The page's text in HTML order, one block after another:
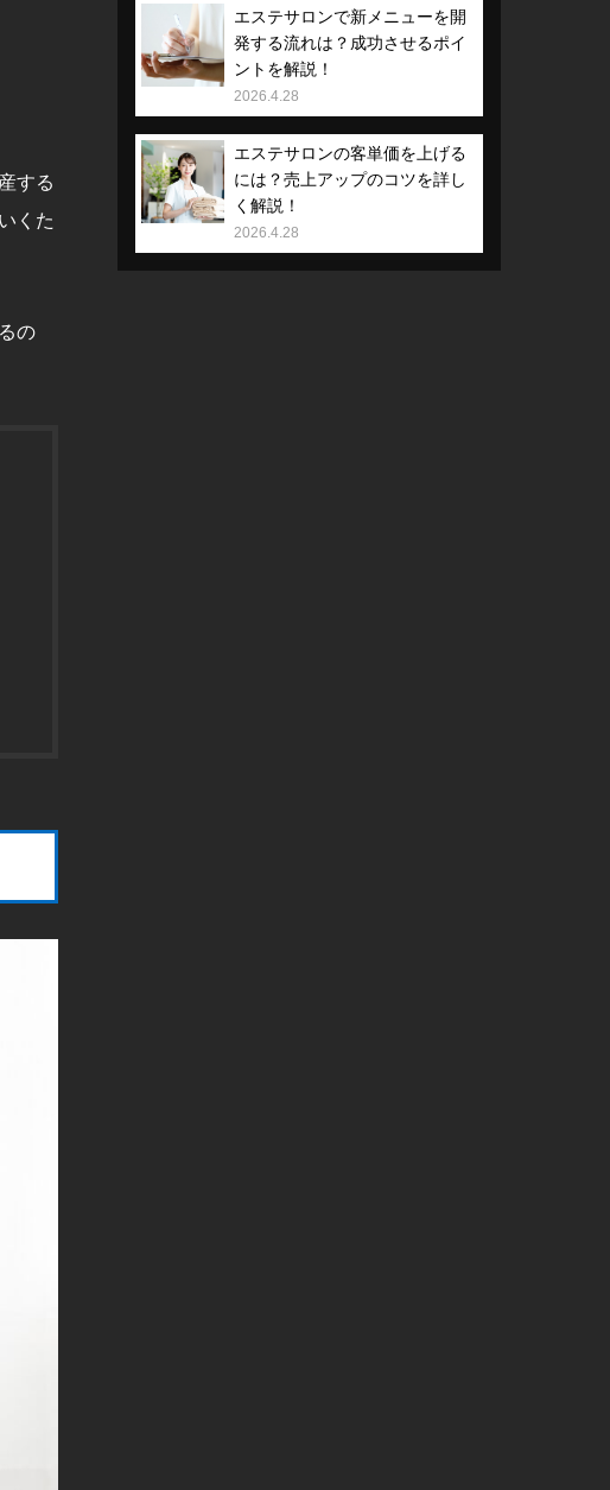
する
くた
の
エステサロンで新メニューを開
発する流れは？成功させるポイ
ントを解説！
2026.4.28
エステサロンの客単価を上げる
には？売上アップのコツを詳し
く解説！
2026.4.28